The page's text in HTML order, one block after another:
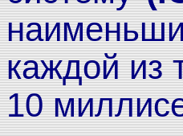
каждой из
10